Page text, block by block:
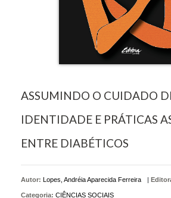
ASSUMINDO O CUIDADO
IDENTIDADE E PRÁTICAS
ENTRE DIABÉTICOS
Autor: Lopes, Andréia Aparecida Ferreira |
Categoria: CIÊNCIAS SOCIAIS